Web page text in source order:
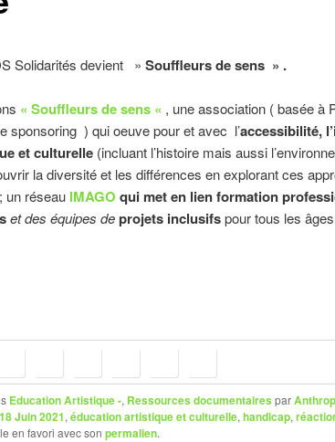
Solidarités devient » Souffleurs de sens » .
« Souffleurs de sens « , une association ( basée à
sponsoring ) qui oeuve pour et avec l’accessibilité,
et culturelle (incluant l’histoire mais aussi
la diversité et les différences en explorant ces
un réseauIMAGO qui met en lien formation
et des équipes deprojets inclusifspour tous les
Education Artistique -, Ressources documentaires par
18 Juin 2021, éducation artistique et culturelle, handicap,
en favori avec son permalien.